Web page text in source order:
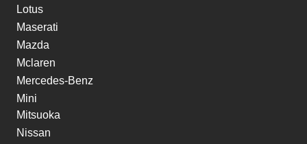
Lotus
Maserati
Mazda
Mclaren
Mercedes-Benz
Mini
Mitsuoka
Nissan